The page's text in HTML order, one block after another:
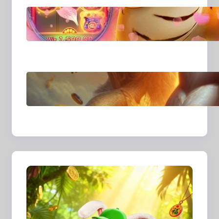
MajalahPotretIndones
ia dan Cara Baru
Merekam Cerita dari
Transformasi Media
Visual di Era Digital:
Bagaimana Fotografi